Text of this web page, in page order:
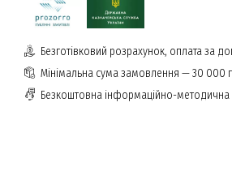
Безготівковий розрахунок, оплата за
Мінімальна сума замовлення — 30 000
Безкоштовна інформаційно-методична